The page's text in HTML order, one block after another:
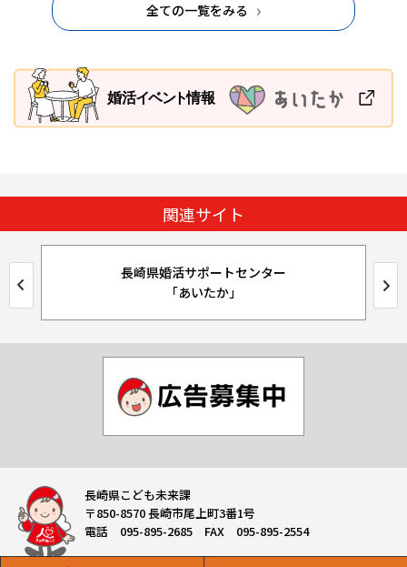
全ての一覧をみる
関連サイト
長崎県婚活サポートセンター
「あいたか」
長崎県こども未来課
〒850-8570 長崎市尾上町3番1号
電話 095-895-2685 FAX 095-895-2554